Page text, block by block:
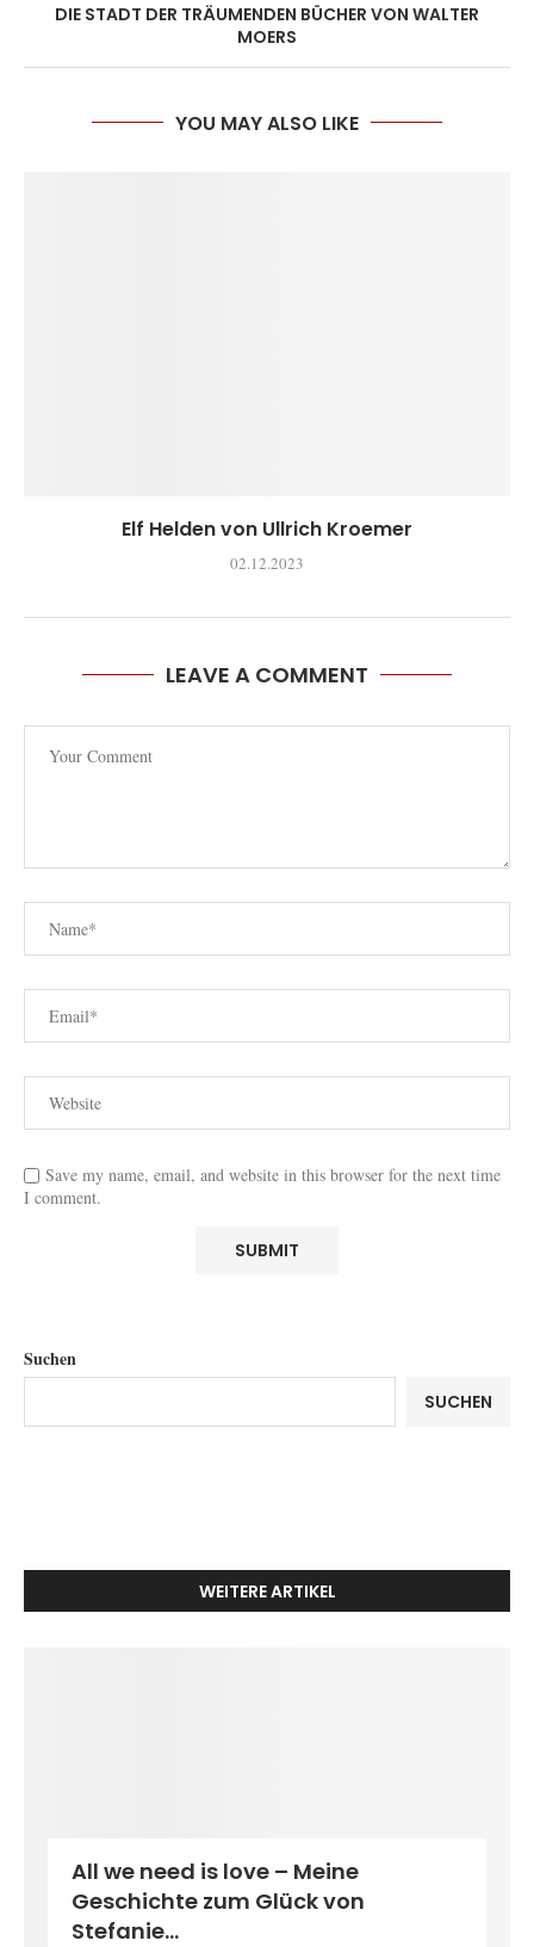
DIE STADT DER TRÄUMENDEN BÜCHER VON WALTER
MOERS
YOU MAY ALSO LIKE
Elf Helden von Ullrich Kroemer
02.12.2023
LEAVE A COMMENT
Save my name, email, and website in this browser for the next time
I comment.
Suchen
SUCHEN
WEITERE ARTIKEL
All we need is love – Meine
Geschichte zum Glück von
Stefanie...